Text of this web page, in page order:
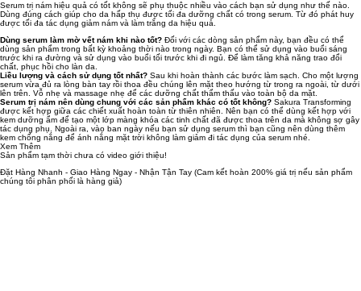
Serum trị nám hiệu quả có tốt không sẽ phụ thuộc nhiều vào cách bạn sử dụng như thế nào.
Dùng đúng cách giúp cho da hấp thụ được tối đa dưỡng chất có trong serum. Từ đó phát huy
được tối đa tác dụng giảm nám và làm trắng da hiệu quả.
Dùng serum làm mờ vết nám khi nào tốt? Đối với các dòng sản phẩm này, bạn đều có thể
dùng sản phẩm trong bất kỳ khoảng thời nào trong ngày. Bạn có thể sử dụng vào buổi sáng
trước khi ra đường và sử dụng vào buổi tối trước khi đi ngủ. Để làm tăng khả năng trao đổi
chất, phục hồi cho làn da.
Liều lượng và cách sử dụng tốt nhất? Sau khi hoàn thành các bước làm sạch. Cho một lượng
serum vừa đủ ra lòng bàn tay rồi thoa đều chúng lên mặt theo hướng từ trong ra ngoài, từ dưới
lên trên. Vỗ nhẹ và massage nhẹ để các dưỡng chất thẩm thấu vào toàn bộ da mặt.
Serum trị nám nên dùng chung với các sản phẩm khác có tốt không? Sakura Transforming
được kết hợp giữa các chiết xuất hoàn toàn từ thiên nhiên. Nên bạn có thể dùng kết hợp với
kem dưỡng ẩm để tạo một lớp màng khóa các tinh chất đã được thoa trên da mà không sợ gây
tác dụng phụ. Ngoài ra, vào ban ngày nếu bạn sử dụng serum thì bạn cũng nên dùng thêm
kem chống nắng để ánh nắng mặt trời không làm giảm đi tác dụng của serum nhé.
Xem Thêm
Sản phẩm tạm thời chưa có video giới thiệu!
Đặt Hàng Nhanh - Giao Hàng Ngay - Nhận Tận Tay (Cam kết hoàn 200% giá trị nếu sản phẩm
chúng tôi phân phối là hàng giả)